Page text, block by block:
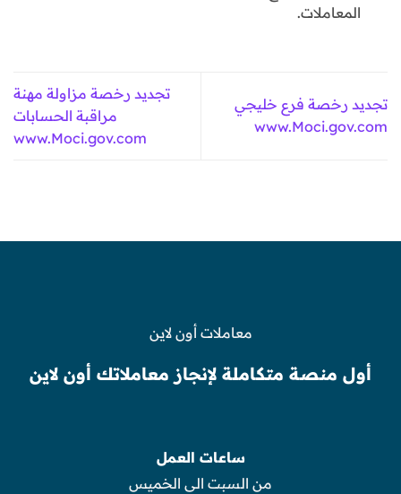
المعاملات.
تجديد رخصة فرع خليجي
www.Moci.gov.com
تجديد رخصة مزاولة مهنة
مراقبة الحسابات
www.Moci.gov.com
معاملات أون لاين
أول منصة متكاملة لإنجاز معاملاتك أون لاين
ساعات العمل
من السبت الى الخميس